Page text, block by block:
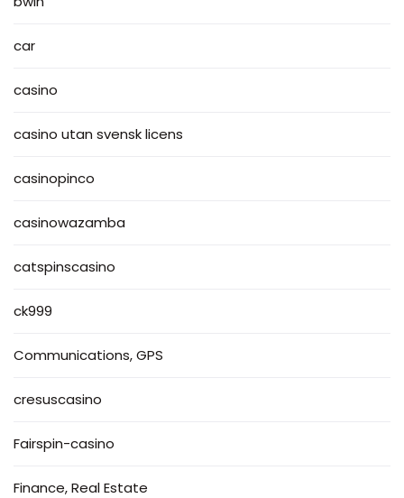
car
casino
casino utan svensk licens
casinopinco
casinowazamba
catspinscasino
ck999
Communications, GPS
cresuscasino
Fairspin-casino
Finance, Real Estate